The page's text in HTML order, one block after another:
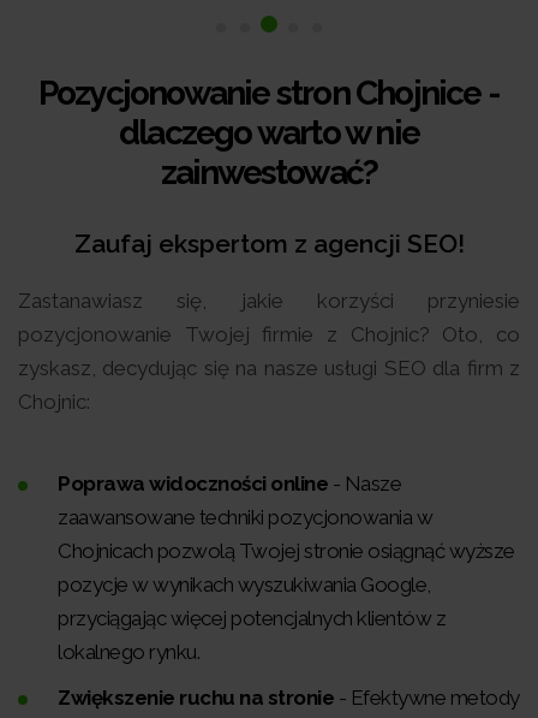
Pozycjonowanie stron Chojnice -
dlaczego warto w nie
zainwestować?
Zaufaj ekspertom z agencji SEO!
Zastanawiasz się, jakie korzyści przyniesie
pozycjonowanie Twojej firmie z Chojnic? Oto, co
zyskasz, decydując się na nasze usługi SEO dla firm z
Chojnic:
Poprawa widoczności online - Nasze
zaawansowane techniki pozycjonowania w
Chojnicach pozwolą Twojej stronie osiągnąć wyższe
pozycje w wynikach wyszukiwania Google,
przyciągając więcej potencjalnych klientów z
lokalnego rynku.
Zwiększenie ruchu na stronie - Efektywne metody